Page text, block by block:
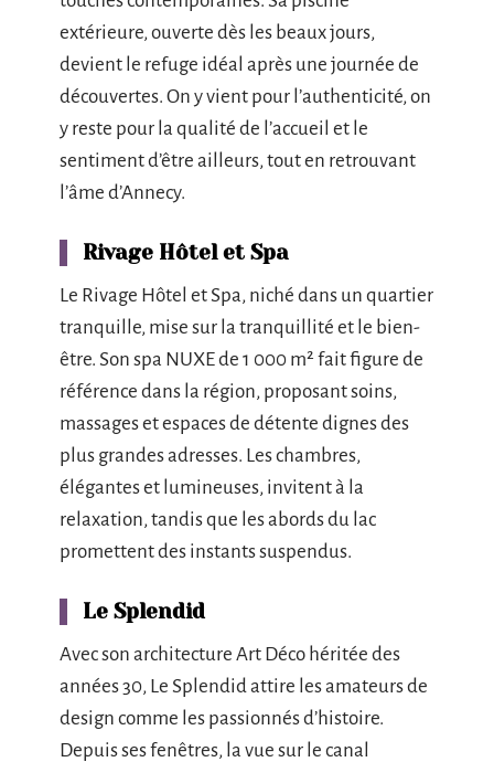
extérieure, ouverte dès les beaux jours,
devient le refuge idéal après une journée de
découvertes. On y vient pour l’authenticité, on
y reste pour la qualité de l’accueil et le
sentiment d’être ailleurs, tout en retrouvant
l’âme d’Annecy.
Rivage Hôtel et Spa
Le Rivage Hôtel et Spa, niché dans un quartier
tranquille, mise sur la tranquillité et le bien-
être. Son spa NUXE de 1 000 m² fait figure de
référence dans la région, proposant soins,
massages et espaces de détente dignes des
plus grandes adresses. Les chambres,
élégantes et lumineuses, invitent à la
relaxation, tandis que les abords du lac
promettent des instants suspendus.
Le Splendid
Avec son architecture Art Déco héritée des
années 30, Le Splendid attire les amateurs de
design comme les passionnés d’histoire.
Depuis ses fenêtres, la vue sur le canal